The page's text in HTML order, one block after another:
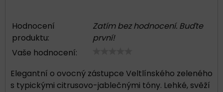
Hodnocení
produktu:
Zatím bez hodnocení. Buďte
první!
Vaše hodnocení:
Elegantní o ovocný zástupce Veltlínského zeleného
s typickými citrusovo-jablečnými tóny. Lehké, svěží